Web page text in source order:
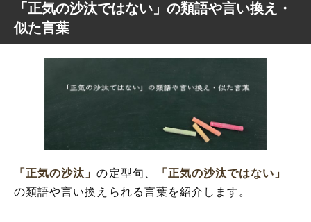
「正気の沙汰ではない」の類語や言い換え・
似た言葉
「正気の沙汰」の定型句、
「正気の沙汰ではない」
の類語や言い換えられる言葉を紹介します。